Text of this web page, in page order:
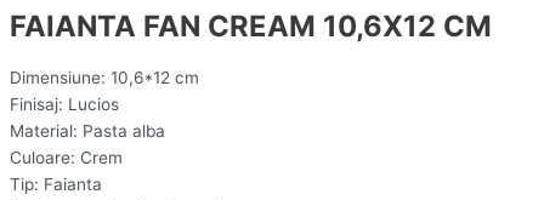
FAIANTA FAN CREAM 10,6X12 CM
Dimensiune: 10,6*12 cm
Finisaj: Lucios
Material: Pasta alba
Culoare: Crem
Tip: Faianta